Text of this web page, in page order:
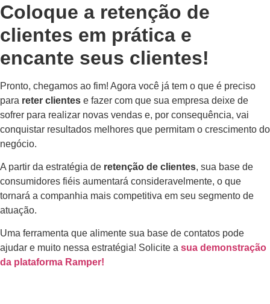
Coloque a retenção de
clientes em prática e
encante seus clientes!
Pronto, chegamos ao fim! Agora você já tem o que é preciso
para reter clientes e fazer com que sua empresa deixe de
sofrer para realizar novas vendas e, por consequência, vai
conquistar resultados melhores que permitam o crescimento do
negócio.
A partir da estratégia de retenção de clientes, sua base de
consumidores fiéis aumentará consideravelmente, o que
tornará a companhia mais competitiva em seu segmento de
atuação.
Uma ferramenta que alimente sua base de contatos pode
ajudar e muito nessa estratégia! Solicite a sua demonstração
da plataforma Ramper!